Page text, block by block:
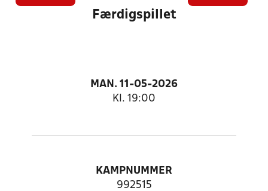
Færdigspillet
MAN. 11-05-2026
Kl. 19:00
KAMPNUMMER
992515